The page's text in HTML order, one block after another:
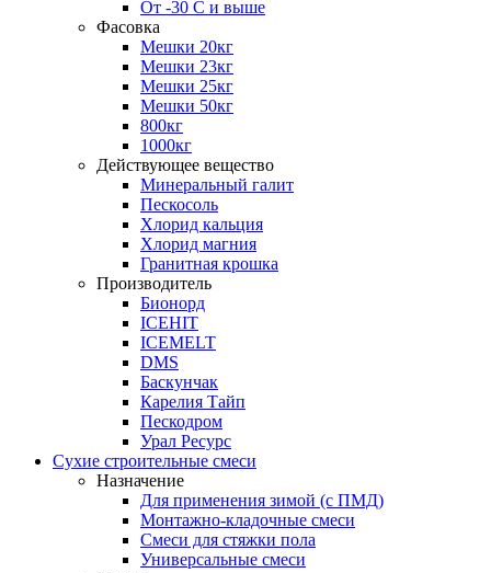
От -30 С и выше
Фасовка
Мешки 20кг
Мешки 23кг
Мешки 25кг
Мешки 50кг
800кг
1000кг
Действующее вещество
Минеральный галит
Пескосоль
Хлорид кальция
Хлорид магния
Гранитная крошка
Производитель
Бионорд
ICEHIT
ICEMELT
DMS
Баскунчак
Карелия Тайп
Пескодром
Урал Ресурс
Сухие строительные смеси
Назначение
Для применения зимой (с ПМД)
Монтажно-кладочные смеси
Смеси для стяжки пола
Универсальные смеси